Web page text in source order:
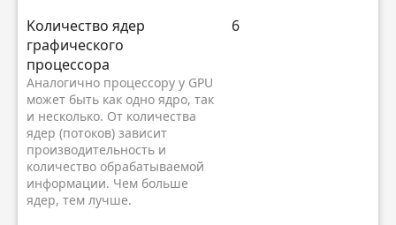
Kоличество ядер
графического
процессора
Аналогично процессору у GPU
может быть как одно ядро, так
и несколько. От количества
ядер (потоков) зависит
производительность и
количество обрабатываемой
информации. Чем больше
ядер, тем лучше.
6